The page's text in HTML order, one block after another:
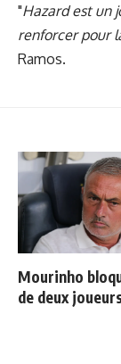
"Hazard est un
renforcer pour
Ramos.
Mourinho
de deux